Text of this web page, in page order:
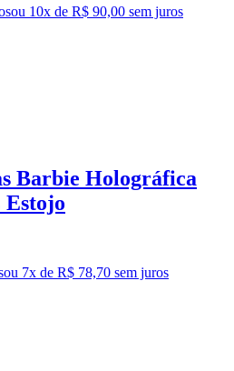
ou 10x de R$ 90,00 sem juros
Barbie Holográfica
Estojo
ou 7x de R$ 78,70 sem juros